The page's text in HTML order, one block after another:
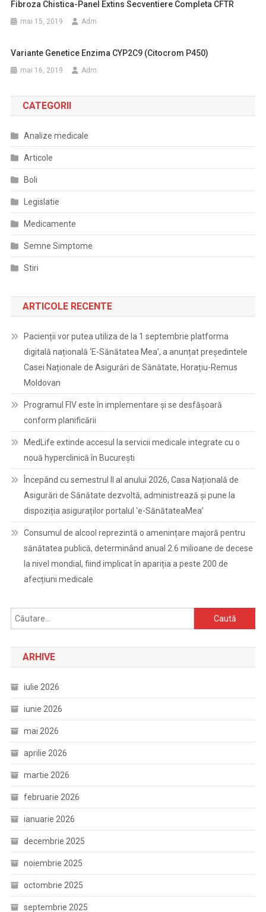
Fibroza Chistica-Panel Extins Secventiere Completa CFTR
mai 15, 2019 Adm
Variante Genetice Enzima CYP2C9 (citocrom P450)
mai 16, 2019 Adm
CATEGORII
Analize medicale
Articole
Boli
Legislatie
Medicamente
Semne Simptome
Stiri
ARTICOLE RECENTE
Pacienții vor putea utiliza de la 1 septembrie platforma
digitală națională ‘E-Sănătatea Mea’, a anunțat președintele
Casei Naționale de Asigurări de Sănătate, Horațiu-Remus
Moldovan
Programul FIV este în implementare și se desfășoară
conform planificării
MedLife extinde accesul la servicii medicale integrate cu o
nouă hyperclinică în București
Începând cu semestrul II al anului 2026, Casa Națională de
Asigurări de Sănătate dezvoltă, administrează și pune la
dispoziția asiguraților portalul ‘e-SănătateaMea’
Consumul de alcool reprezintă o amenințare majoră pentru
sănătatea publică, determinând anual 2.6 milioane de decese
la nivel mondial, fiind implicat în apariția a peste 200 de
afecțiuni medicale
Caută
după:
ARHIVE
iulie 2026
iunie 2026
mai 2026
aprilie 2026
martie 2026
februarie 2026
ianuarie 2026
decembrie 2025
noiembrie 2025
octombrie 2025
septembrie 2025